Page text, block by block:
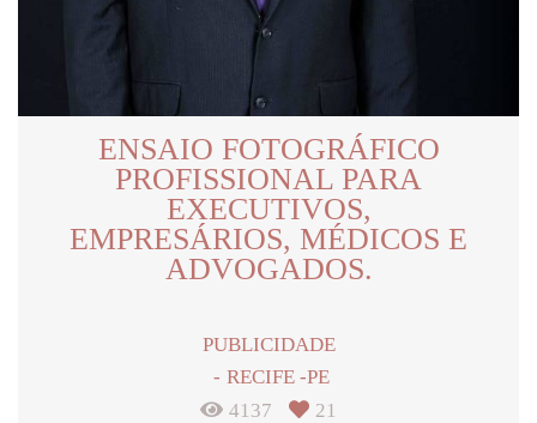
ENSAIO FOTOGRÁFICO
PROFISSIONAL PARA
EXECUTIVOS,
EMPRESÁRIOS, MÉDICOS E
ADVOGADOS.
PUBLICIDADE
RECIFE -PE
4137
21